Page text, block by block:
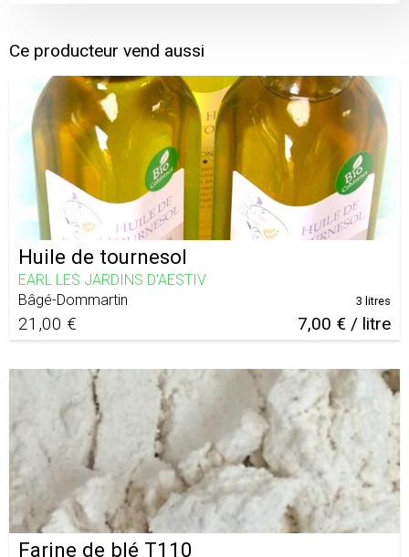
Ce producteur vend aussi
Huile de tournesol
EARL LES JARDINS D'AESTIV
Bâgé-Dommartin
21,00 € 7,00 € / litre
3 litres
Farine de blé T110